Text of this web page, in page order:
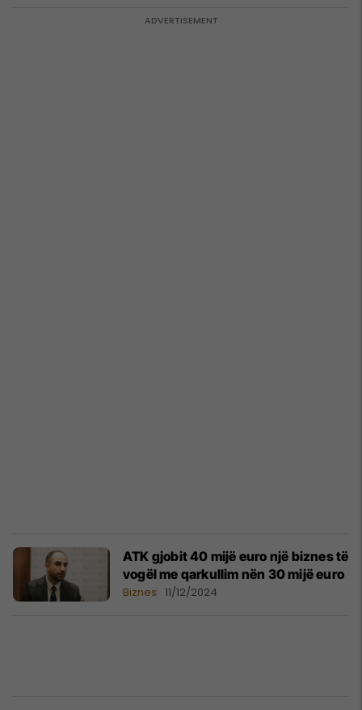
ATK gjobit 40 mijë euro një biznes të
vogël me qarkullim nën 30 mijë euro
Biznes 11/12/2024